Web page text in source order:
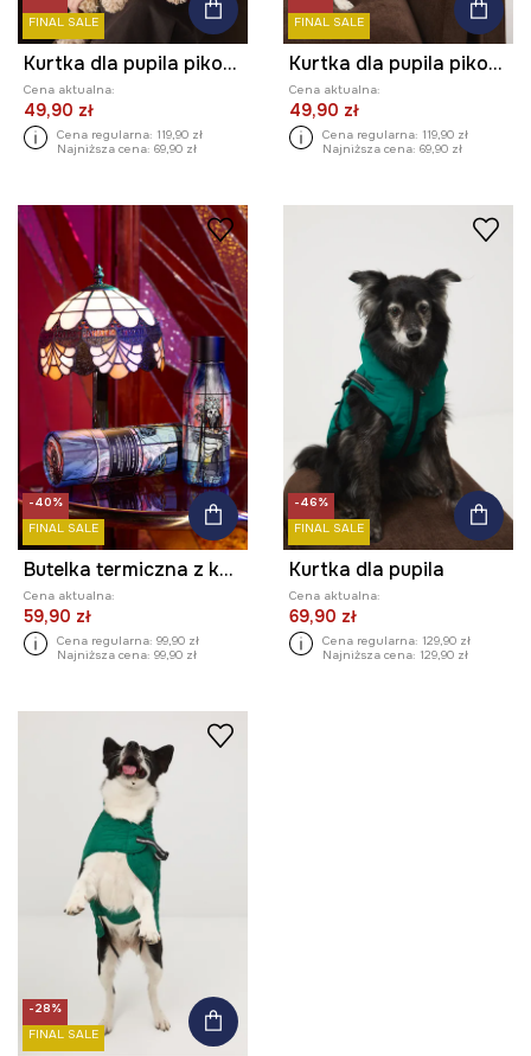
FINAL SALE
Kurtka dla pupila pikowana
Cena aktualna:
49,90 zł
Cena regularna: 119,90 zł
Najniższa cena: 69,90 zł
FINAL SALE
Kurtka dla pupila pikowana
Cena aktualna:
49,90 zł
Cena regularna: 119,90 zł
Najniższa cena: 69,90 zł
-40%
FINAL SALE
Butelka termiczna z kolekcji Eviva L'arte 500 ml kolor czarny
Cena aktualna:
59,90 zł
Cena regularna: 99,90 zł
Najniższa cena: 99,90 zł
-46%
FINAL SALE
Kurtka dla pupila
Cena aktualna:
69,90 zł
Cena regularna: 129,90 zł
Najniższa cena: 129,90 zł
-28%
FINAL SALE